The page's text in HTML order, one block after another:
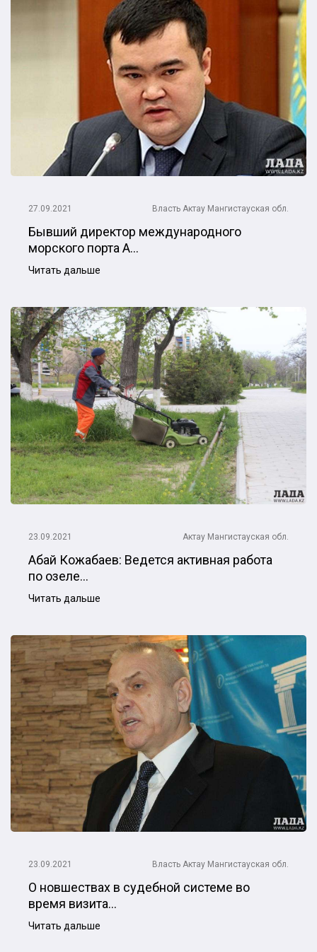
27.09.2021 Власть Актау Мангистауская обл.
Бывший директор международного
морского порта А...
Читать дальше
23.09.2021 Актау Мангистауская обл.
Абай Кожабаев: Ведется активная работа
по озеле...
Читать дальше
23.09.2021 Власть Актау Мангистауская обл.
О новшествах в судебной системе во
время визита...
Читать дальше